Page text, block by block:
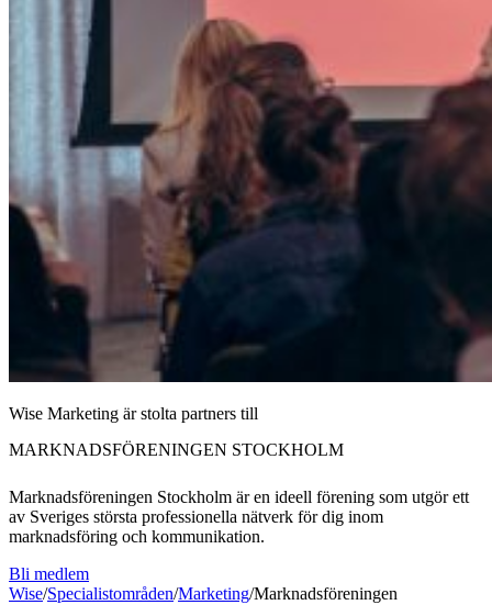
Wise Marketing är stolta partners till
MARKNADSFÖRENINGEN STOCKHOLM
Marknadsföreningen Stockholm är en ideell förening som utgör ett
av Sveriges största professionella nätverk för dig inom
marknadsföring och kommunikation.
Bli medlem
Wise/Specialistområden/Marketing/Marknadsföreningen